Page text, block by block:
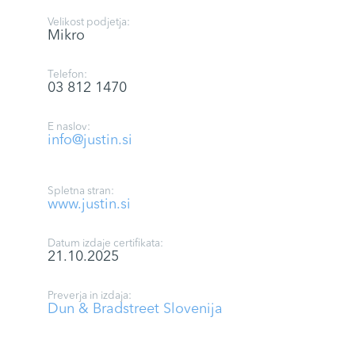
Velikost podjetja:
Mikro
Telefon:
03 812 1470
E naslov:
info@justin.si
Spletna stran:
www.justin.si
Datum izdaje certifikata:
21.10.2025
Preverja in izdaja:
Dun & Bradstreet Slovenija